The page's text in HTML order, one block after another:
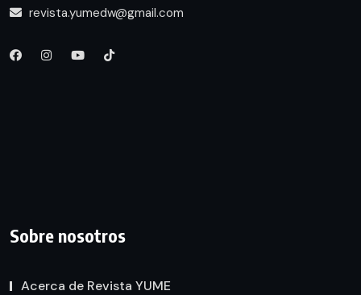
revista.yumedw@gmail.com
Sobre nosotros
Acerca de Revista YUME